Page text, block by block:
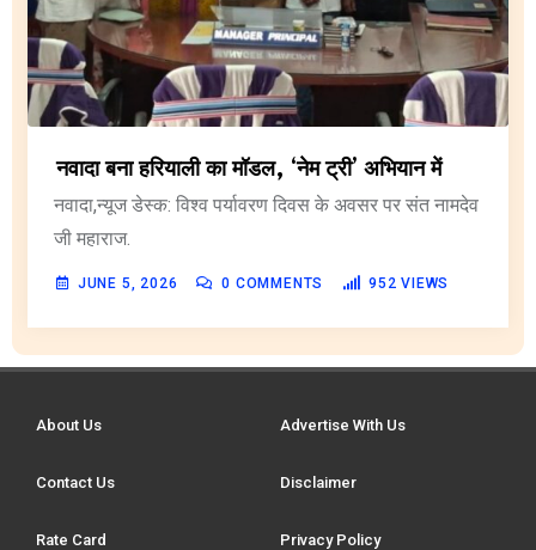
नवादा बना हरियाली का मॉडल, ‘नेम ट्री’ अभियान में
नवादा,न्यूज डेस्क: विश्व पर्यावरण दिवस के अवसर पर संत नामदेव
जी महाराज.
JUNE 5, 2026 0 COMMENTS 952 VIEWS
About Us Advertise With Us
Contact Us Disclaimer
Rate Card Privacy Policy